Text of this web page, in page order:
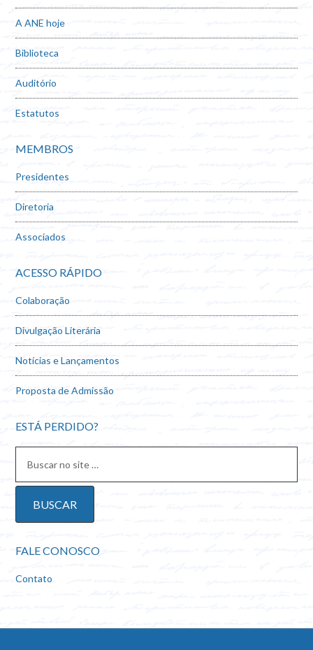
A ANE hoje
Biblioteca
Auditório
Estatutos
MEMBROS
Presidentes
Diretoria
Associados
ACESSO RÁPIDO
Colaboração
Divulgação Literária
Notícias e Lançamentos
Proposta de Admissão
ESTÁ PERDIDO?
FALE CONOSCO
Contato